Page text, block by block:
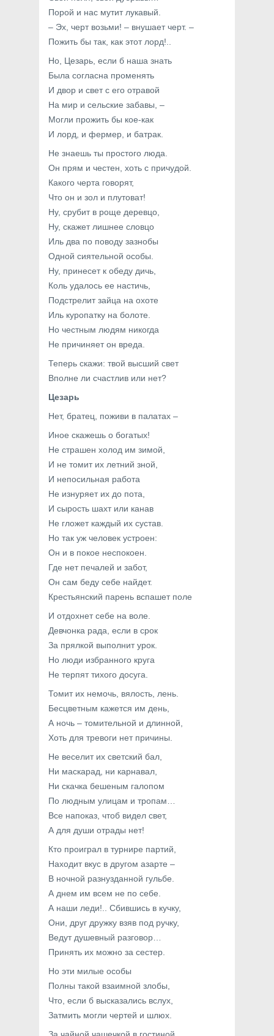
Порой и нас мутит лукавый.
– Эх, черт возьми! – внушает черт. –
Пожить бы так, как этот лорд!..
Но, Цезарь, если б наша знать
Была согласна променять
И двор и свет с его отравой
На мир и сельские забавы, –
Могли прожить бы кое-как
И лорд, и фермер, и батрак.
Не знаешь ты простого люда.
Он прям и честен, хоть с причудой.
Какого черта говорят,
Что он и зол и плутоват!
Ну, срубит в роще деревцо,
Ну, скажет лишнее словцо
Иль два по поводу зазнобы
Одной сиятельной особы.
Ну, принесет к обеду дичь,
Коль удалось ее настичь,
Подстрелит зайца на охоте
Иль куропатку на болоте.
Но честным людям никогда
Не причиняет он вреда.
Теперь скажи: твой высший свет
Вполне ли счастлив или нет?
Цезарь
Нет, братец, поживи в палатах –
Иное скажешь о богатых!
Не страшен холод им зимой,
И не томит их летний зной,
И непосильная работа
Не изнуряет их до пота,
И сырость шахт или канав
Не гложет каждый их сустав.
Но так уж человек устроен:
Он и в покое неспокоен.
Где нет печалей и забот,
Он сам беду себе найдет.
Крестьянский парень вспашет поле
И отдохнет себе на воле.
Девчонка рада, если в срок
За прялкой выполнит урок.
Но люди избранного круга
Не терпят тихого досуга.
Томит их немочь, вялость, лень.
Бесцветным кажется им день,
А ночь – томительной и длинной,
Хоть для тревоги нет причины.
Не веселит их светский бал,
Ни маскарад, ни карнавал,
Ни скачка бешеным галопом
По людным улицам и тропам…
Все напоказ, чтоб видел свет,
А для души отрады нет!
Кто проиграл в турнире партий,
Находит вкус в другом азарте –
В ночной разнузданной гульбе.
А днем им всем не по себе.
А наши леди!.. Сбившись в кучку,
Они, друг дружку взяв под ручку,
Ведут душевный разговор…
Принять их можно за сестер.
Но эти милые особы
Полны такой взаимной злобы,
Что, если б высказались вслух,
Затмить могли чертей и шлюх.